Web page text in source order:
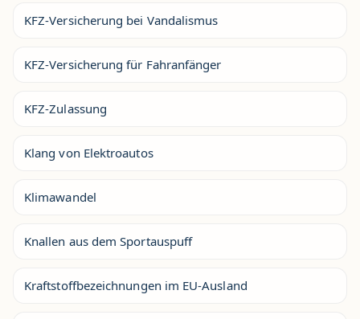
KFZ-Versicherung bei Vandalismus
KFZ-Versicherung für Fahranfänger
KFZ-Zulassung
Klang von Elektroautos
Klimawandel
Knallen aus dem Sportauspuff
Kraftstoffbezeichnungen im EU-Ausland